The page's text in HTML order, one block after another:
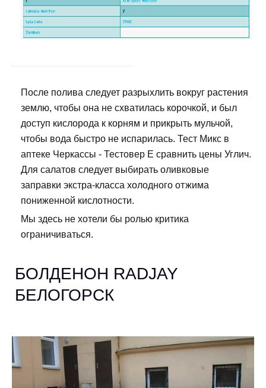
После полива следует разрыхлить вокруг растения
землю, чтобы она не схватилась корочкой, и был
доступ кислорода к корням и прикрыть мульчой,
чтобы вода быстро не испарилась. Тест Микс в
аптеке Черкассы - Тестовер Е сравнить цены Углич.
Для салатов следует выбирать оливковые
заправки экстра-класса холодного отжима
пониженной кислотности.
Мы здесь не хотели бы ролью критика
ограничиваться.
БОЛДЕНОН RADJAY
БЕЛОГОРСК